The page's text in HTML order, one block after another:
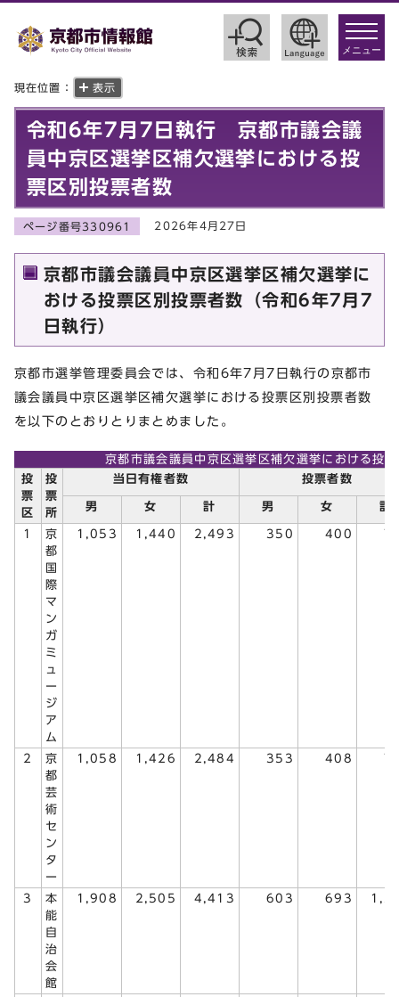
toggle
メニュー
現在位置： 表示
令和6年7月7日執行 京都市議会議
員中京区選挙区補欠選挙における投
票区別投票者数
ページ番号330961 2026年4月27日
京都市議会議員中京区選挙区補欠選挙に
おける投票区別投票者数（令和6年7月7
日執行）
京都市選挙管理委員会では、令和6年7月7日執行の京都市
議会議員中京区選挙区補欠選挙における投票区別投票者数
を以下のとおりとりまとめました。
京都市議会議員中京区選挙区補欠選挙における投
投
票
区
投
票
所
当日有権者数 投票者数
男 女 計 男 女 計
1
京
都
国
際
マ
ン
ガ
ミ
ュ
ー
ジ
ア
ム
1,053 1,440 2,493 350 400
2
京
都
芸
術
セ
ン
タ
ー
1,058 1,426 2,484 353 408
3
本
能
自
治
会
館
1,908 2,505 4,413 603 693